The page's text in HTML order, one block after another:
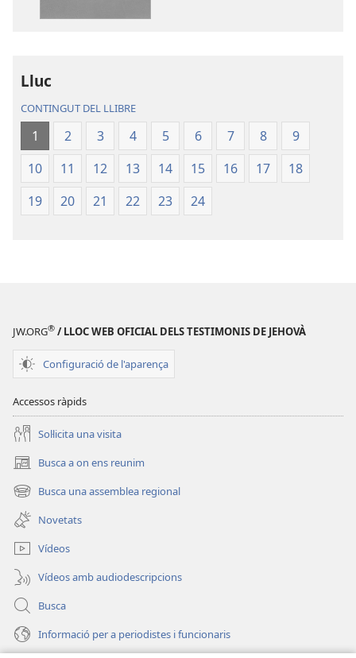
Món
Lluc
CONTINGUT DEL LLIBRE
1 2 3 4 5 6 7 8
9
10
11 12 13 14 15 16 17
18
19
20 21 22 23 24
JW.ORG® / LLOC WEB OFICIAL DELS TESTIMONIS DE JEHOVÀ
Configuració de l'aparença
Accessos ràpids
Soŀlicita una visita
Busca a on ens reunim
(obri
en
una
finestra
nova)
Busca una assemblea regional
(obri
en
una
finestra
nova)
Novetats
Vídeos
Vídeos amb audiodescripcions
Busca
Informació per a periodistes i funcionaris